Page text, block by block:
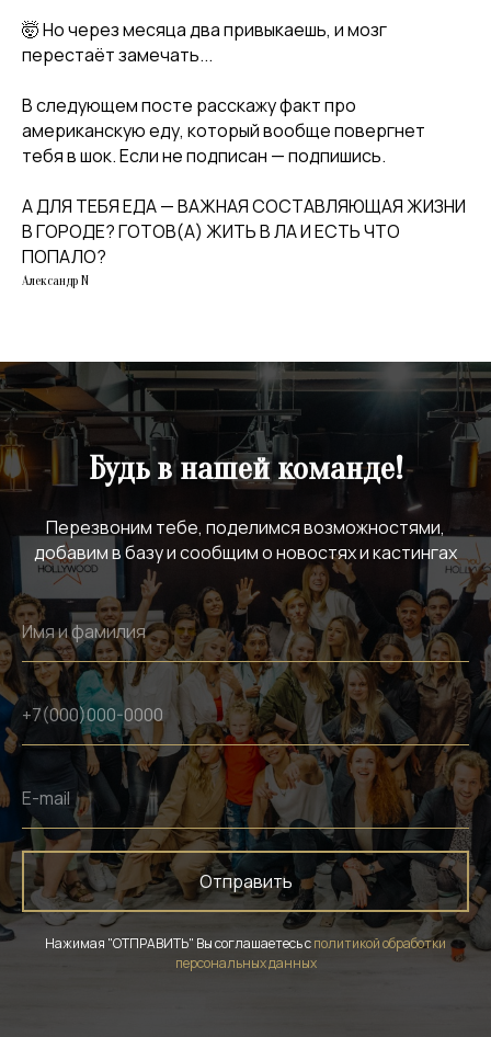
🤯 Но через месяца два привыкаешь, и мозг
перестаёт замечать...
В следующем посте расскажу факт про
американскую еду, который вообще повергнет
тебя в шок. Если не подписан — подпишись.
А ДЛЯ ТЕБЯ ЕДА — ВАЖНАЯ СОСТАВЛЯЮЩАЯ ЖИЗНИ
В ГОРОДЕ? ГОТОВ(А) ЖИТЬ В ЛА И ЕСТЬ ЧТО
ПОПАЛО?
Александр N
Будь в нашей команде!
Перезвоним тебе, поделимся возможностями,
добавим в базу и сообщим о новостях и кастингах
Отправить
Нажимая "ОТПРАВИТЬ" Вы соглашаетесь сполитикой обработки
персональных данных